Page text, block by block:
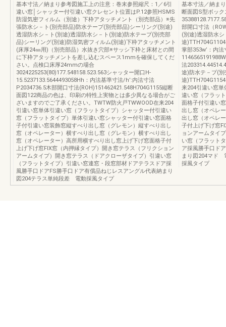
基本寸法／納まり参考図施工上の注意：巻末参照縮尺：1／6引
違い窓│シャッター付引違い窓クレセント位置はP.12参照HSMS
防湿気密フィルム（別途）下枠アタッチメント（別売部品）※先
張防水シ－ト(別売部品)防水テープ(別売部品)シーリング(別途)
透湿防水シ－ト(別途)透湿防水シ－ト(別途)防水テープ(別売部
品)シーリング(別途)防湿気密フィルム(別途)下枠アタッチメント
(床厚24㎜用)（別売部品）水抜き穴部※サッシ下枠と床材との間
に下枠アタッチメントを差し込むスペース1mmを確保してくだ
さい。点検口床厚24mmの場合
3024225253(80)177.548158.523.563シャッター開口H-
15.5237133.5644493058Hh：内法基準寸法/h’:内法寸法
P2034736.5木部開口寸法(ROH)151462421.548H704G1155縦断
面図122商品の色は、印刷の特性上実物とは多少異なる場合がご
ざいますのでご了承ください。TWTW防火戸TWWOOD在来204
引違い窓単体引違い窓（フラットタイプ）シャッター付引違い
窓（フラットタイプ）単体引違い窓シャッター付引違い窓面格
子付引違い窓装飾窓縦すべり出し窓（グレモン）縦すべり出し
窓（オペレーター）横すべり出し窓（グレモン）横すべり出し
窓（オペレーター）高所用横すべり出し窓上げ下げ窓面格子付
上げ下げ窓FIX窓（内押縁タイプ）開き窓テラス（フリクション
アームタイプ）開き窓テラス（ドアクローザタイプ）引違い窓
（フラットタイプ）引違い窓連窓・段窓部材ドアテラスドア採
風勝手口ドアFS勝手口ドア有償品ねじレスアングル代表納まり
図204テラス単純段差 電動採風タイプ
基本寸法／納ま
断面図S型ボック
部開口寸法（
(別途)透湿防水
途
掌部353w’：内
法
途)防水テ－プ(
途
来204引違い窓単
違い窓（フラッ
面格子付引違い
出し窓（オペレ
出し窓（オペレ
子付上げ下げ窓
ョンアームタイ
い窓（フラット
ア採風勝手口ド
まり図204マド
採風タイプ